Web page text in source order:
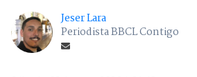
Jeser Lara
Periodista BBCL Contigo